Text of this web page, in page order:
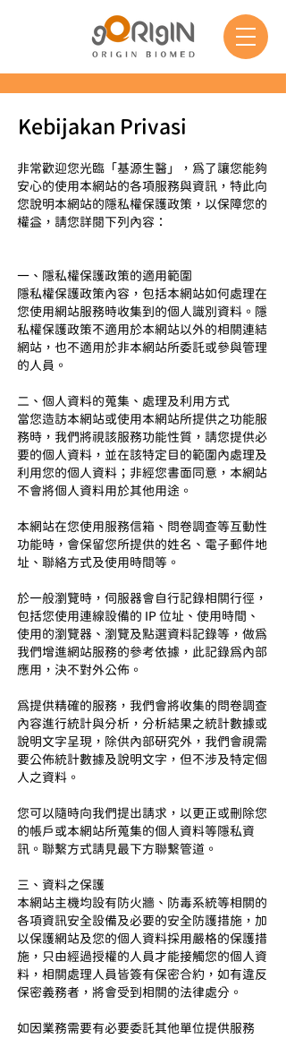
Kebijakan Privasi
非常歡迎您光臨「基源生醫」，為了讓您能夠
安心的使用本網站的各項服務與資訊，特此向
您說明本網站的隱私權保護政策，以保障您的
權益，請您詳閱下列內容：
一、隱私權保護政策的適用範圍
隱私權保護政策內容，包括本網站如何處理在
您使用網站服務時收集到的個人識別資料。隱
私權保護政策不適用於本網站以外的相關連結
網站，也不適用於非本網站所委託或參與管理
的人員。
二、個人資料的蒐集、處理及利用方式
當您造訪本網站或使用本網站所提供之功能服
務時，我們將視該服務功能性質，請您提供必
要的個人資料，並在該特定目的範圍內處理及
利用您的個人資料；非經您書面同意，本網站
不會將個人資料用於其他用途。
本網站在您使用服務信箱、問卷調查等互動性
功能時，會保留您所提供的姓名、電子郵件地
址、聯絡方式及使用時間等。
於一般瀏覽時，伺服器會自行記錄相關行徑，
包括您使用連線設備的 IP 位址、使用時間、
使用的瀏覽器、瀏覽及點選資料記錄等，做為
我們增進網站服務的參考依據，此記錄為內部
應用，決不對外公佈。
為提供精確的服務，我們會將收集的問卷調查
內容進行統計與分析，分析結果之統計數據或
說明文字呈現，除供內部研究外，我們會視需
要公佈統計數據及說明文字，但不涉及特定個
人之資料。
您可以隨時向我們提出請求，以更正或刪除您
的帳戶或本網站所蒐集的個人資料等隱私資
訊。聯繫方式請見最下方聯繫管道。
三、資料之保護
本網站主機均設有防火牆、防毒系統等相關的
各項資訊安全設備及必要的安全防護措施，加
以保護網站及您的個人資料採用嚴格的保護措
施，只由經過授權的人員才能接觸您的個人資
料，相關處理人員皆簽有保密合約，如有違反
保密義務者，將會受到相關的法律處分。
如因業務需要有必要委託其他單位提供服務